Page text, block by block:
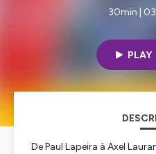
30min |
PLAY
De Paul Lapeira à Axel